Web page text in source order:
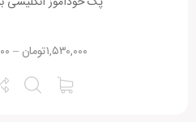
تومان۱,۵۳۰,۰۰۰ –